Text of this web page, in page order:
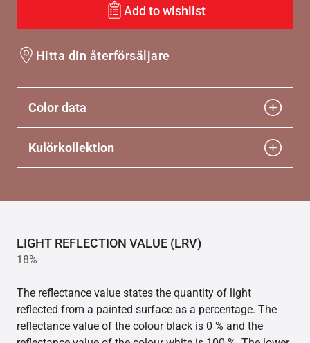
Add to wishlist
Hitta din återförsäljare
Color data
Kulörkollektion
LIGHT REFLECTION VALUE (LRV)
18%
The reflectance value states the quantity of light
reflected from a painted surface as a percentage. The
reflectance value of the colour black is 0 % and the